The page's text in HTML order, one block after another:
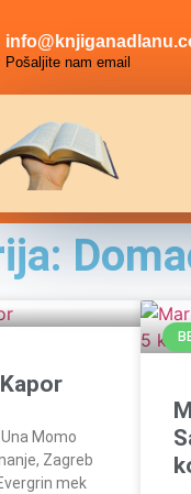
Pošaljite nam email
Momo
Zagreb
mek